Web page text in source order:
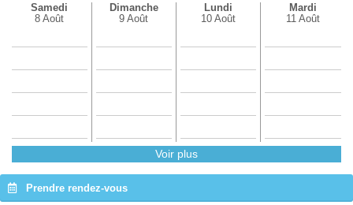
Samedi
8 Août
Dimanche
9 Août
Lundi
10 Août
Mardi
11 Août
Voir plus
Prendre rendez-vous